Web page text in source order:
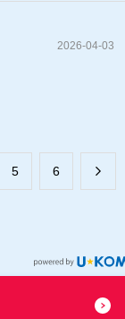
2026-04-03
​5 ​6